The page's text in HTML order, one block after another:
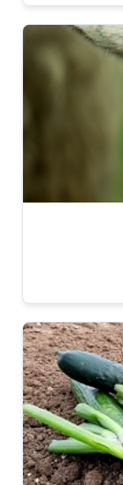
Dégustation
Dégustation